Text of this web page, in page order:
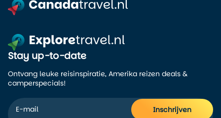
Stay up-to-date
Ontvang leuke reisinspiratie, Amerika reizen deals &
camperspecials!
Inschrijven